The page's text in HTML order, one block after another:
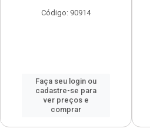
Código: 90914
Faça seu login ou
cadastre-se para
ver preços e
comprar